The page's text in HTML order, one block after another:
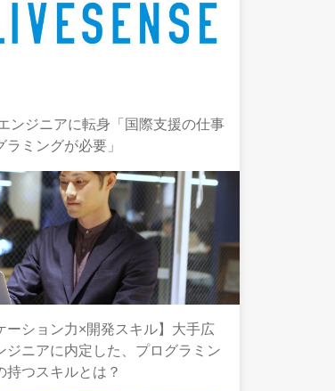
ンジニアに転身「国際支援の仕事
ラミングが必要」
ーション力×開発スキル】大手広
ジニアに内定した、プログラミン
持つスキルとは？